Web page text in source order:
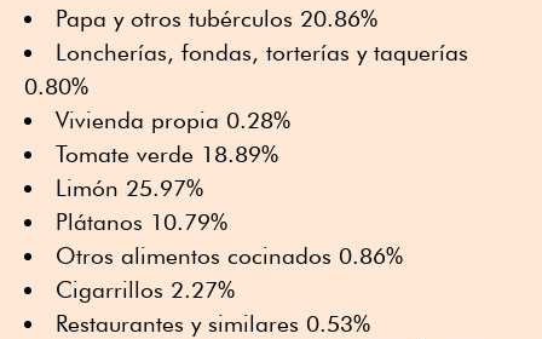
Papa y otros tubérculos 20.86%
Loncherías, fondas, torterías y taquerías
0.80%
Vivienda propia 0.28%
Tomate verde 18.89%
Limón 25.97%
Plátanos 10.79%
Otros alimentos cocinados 0.86%
Cigarrillos 2.27%
Restaurantes y similares 0.53%